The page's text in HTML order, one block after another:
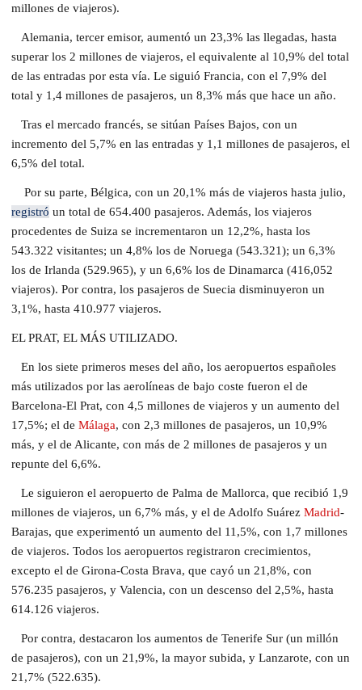
millones de viajeros).
Alemania, tercer emisor, aumentó un 23,3% las llegadas, hasta
superar los 2 millones de viajeros, el equivalente al 10,9% del total
de las entradas por esta vía. Le siguió Francia, con el 7,9% del
total y 1,4 millones de pasajeros, un 8,3% más que hace un año.
Tras el mercado francés, se sitúan Países Bajos, con un
incremento del 5,7% en las entradas y 1,1 millones de pasajeros, el
6,5% del total.
Por su parte, Bélgica, con un 20,1% más de viajeros hasta julio,
registró un total de 654.400 pasajeros. Además, los viajeros
procedentes de Suiza se incrementaron un 12,2%, hasta los
543.322 visitantes; un 4,8% los de Noruega (543.321); un 6,3%
los de Irlanda (529.965), y un 6,6% los de Dinamarca (416,052
viajeros). Por contra, los pasajeros de Suecia disminuyeron un
3,1%, hasta 410.977 viajeros.
EL PRAT, EL MÁS UTILIZADO.
En los siete primeros meses del año, los aeropuertos españoles
más utilizados por las aerolíneas de bajo coste fueron el de
Barcelona-El Prat, con 4,5 millones de viajeros y un aumento del
17,5%; el de Málaga, con 2,3 millones de pasajeros, un 10,9%
más, y el de Alicante, con más de 2 millones de pasajeros y un
repunte del 6,6%.
Le siguieron el aeropuerto de Palma de Mallorca, que recibió 1,9
millones de viajeros, un 6,7% más, y el de Adolfo Suárez Madrid-
Barajas, que experimentó un aumento del 11,5%, con 1,7 millones
de viajeros. Todos los aeropuertos registraron crecimientos,
excepto el de Girona-Costa Brava, que cayó un 21,8%, con
576.235 pasajeros, y Valencia, con un descenso del 2,5%, hasta
614.126 viajeros.
Por contra, destacaron los aumentos de Tenerife Sur (un millón
de pasajeros), con un 21,9%, la mayor subida, y Lanzarote, con un
21,7% (522.635).